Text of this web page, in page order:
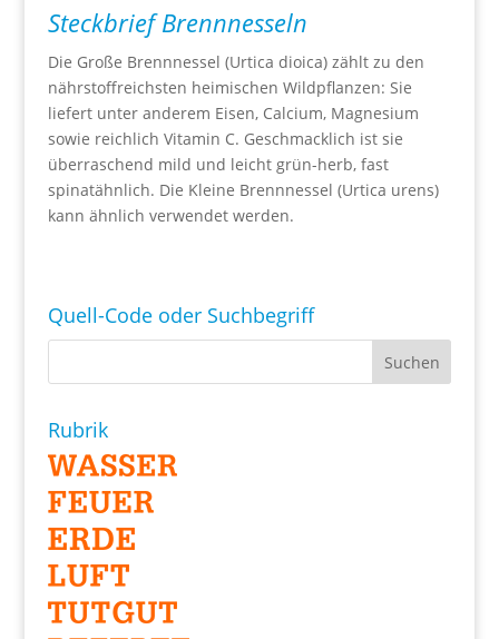
Steckbrief Brennnesseln
Die Große Brennnessel (Urtica dioica) zählt zu den
nährstoffreichsten heimischen Wildpflanzen: Sie
liefert unter anderem Eisen, Calcium, Magnesium
sowie reichlich Vitamin C. Geschmacklich ist sie
überraschend mild und leicht grün-herb, fast
spinatähnlich. Die Kleine Brennnessel (Urtica urens)
kann ähnlich verwendet werden.
Quell-Code oder Suchbegriff
Rubrik